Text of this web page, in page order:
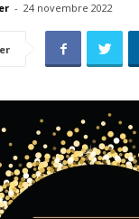
- 24 novembre 2022